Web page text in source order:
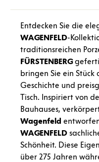
Entdecken Sie die
WAGENFELD-
traditionsreichen
FÜRSTENBERG
bringen Sie ein Stück
Geschichte und
Tisch. Inspiriert von
Bauhauses,
Wagenfeld
WAGENFELD
Schönheit. Diese
über 275 Jahren